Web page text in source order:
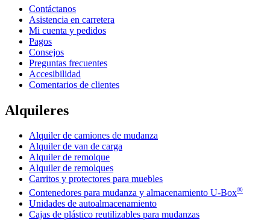
Contáctanos
Asistencia en carretera
Mi cuenta y pedidos
Pagos
Consejos
Preguntas frecuentes
Accesibilidad
Comentarios de clientes
Alquileres
Alquiler de camiones de mudanza
Alquiler de van de carga
Alquiler de remolque
Alquiler de remolques
Carritos y protectores para muebles
Contenedores para mudanza y almacenamiento U-Box®
Unidades de autoalmacenamiento
Cajas de plástico reutilizables para mudanzas